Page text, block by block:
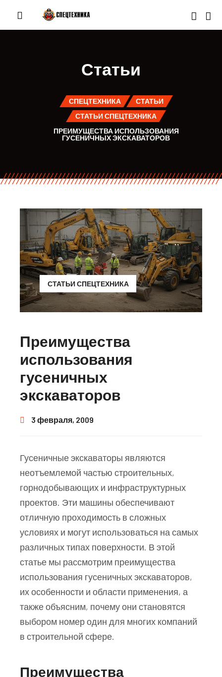
Статьи
СПЕЦТЕХНИКА
СТАТЬИ
СТАТЬИ СПЕЦТЕХНИКА
ПРЕИМУЩЕСТВА ИСПОЛЬЗОВАНИЯ
ГУСЕНИЧНЫХ ЭКСКАВАТОРОВ
СТАТЬИ СПЕЦТЕХНИКА
Преимущества
использования
гусеничных
экскаваторов
3 февраля, 2009
Гусеничные экскаваторы являются
неотъемлемой частью строительных,
горнодобывающих и инфраструктурных
проектов. Эти машины обеспечивают
отличную проходимость в сложных
условиях и могут использоваться на самых
различных типах поверхности. В этой
статье мы рассмотрим преимущества
использования гусеничных экскаваторов,
их особенности и области применения, а
также объясним, почему они становятся
выбором номер один для многих компаний
в строительной сфере.
Преимущества